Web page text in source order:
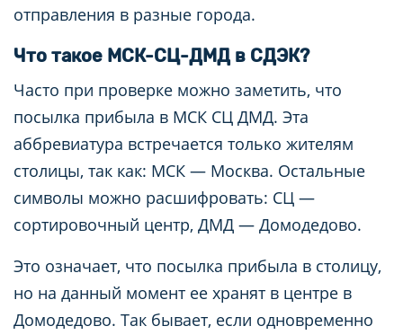
отправления в разные города.
Что такое МСК-СЦ-ДМД в СДЭК?
Часто при проверке можно заметить, что
посылка прибыла в МСК СЦ ДМД. Эта
аббревиатура встречается только жителям
столицы, так как: МСК — Москва. Остальные
символы можно расшифровать: СЦ —
сортировочный центр, ДМД — Домодедово.
Это означает, что посылка прибыла в столицу,
но на данный момент ее хранят в центре в
Домодедово. Так бывает, если одновременно